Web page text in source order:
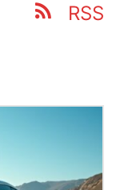
RSS